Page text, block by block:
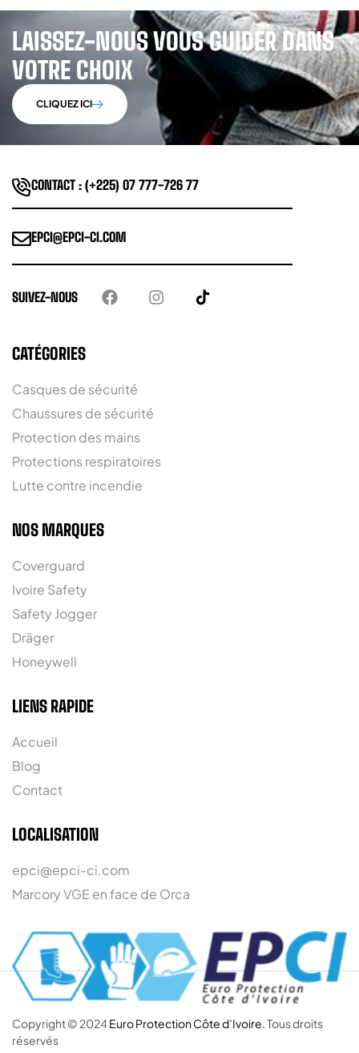
LAISSEZ-NOUS VOUS GUIDER DANS
VOTRE CHOIX
CLIQUEZ ICI
CONTACT : (+225) 07 777-726 77
EPCI@EPCI-CI.COM
SUIVEZ-NOUS
CATÉGORIES
Casques de sécurité
Chaussures de sécurité
Protection des mains
Protections respiratoires
Lutte contre incendie
NOS MARQUES
Coverguard
Ivoire Safety
Safety Jogger
Dräger
Honeywell
LIENS RAPIDE
Accueil
Blog
Contact
LOCALISATION
epci@epci-ci.com
Marcory VGE en face de Orca
Copyright © 2024 Euro Protection Côte d’Ivoire.Tous droits
réservés